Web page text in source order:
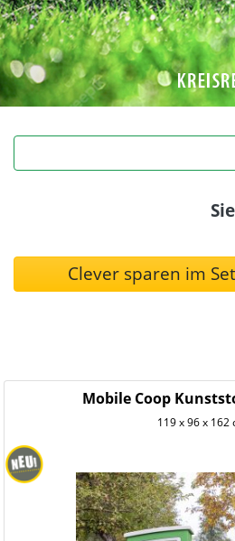
Clever sparen im Set
Mobile Coop
119 x 96 x 162